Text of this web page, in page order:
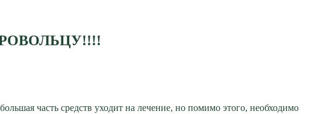
часть средств уходит на лечение, но помимо этого, необходимо